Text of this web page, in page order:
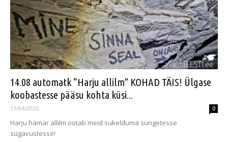
14.08 automatk “Harju allilm” KOHAD TÄIS! Ülgase
koobastesse pääsu kohta küsi...
11/04/2026 0
Harju hämar allilm ootab meid sukelduma süngetesse
sügavustesse!